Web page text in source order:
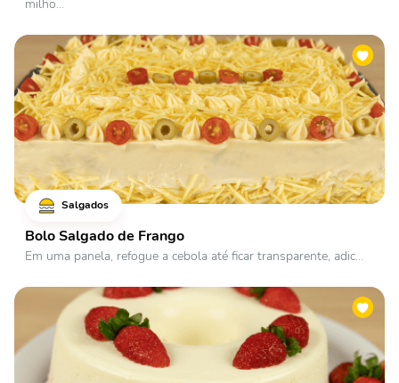
milho...
Salgados
Bolo Salgado de Frango
Em uma panela, refogue a cebola até ficar transparente, adic...